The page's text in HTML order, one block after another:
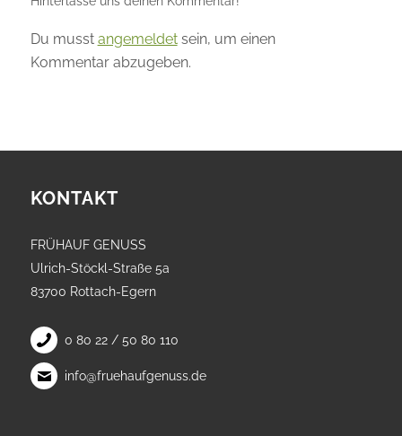
Du musst angemeldetsein, um einen
Kommentar abzugeben.
KONTAKT
FRÜHAUF GENUSS
Ulrich-Stöckl-Straße 5a
83700 Rottach-Egern
0 80 22 / 50 80 110
info@fruehaufgenuss.de